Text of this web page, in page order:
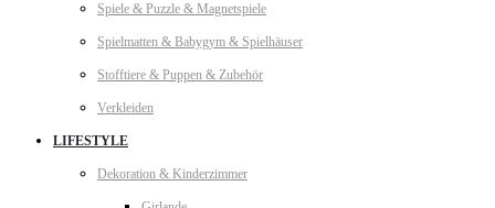
Spiele & Puzzle & Magnetspiele
Spielmatten & Babygym & Spielhäuser
Stofftiere & Puppen & Zubehör
Verkleiden
LIFESTYLE
Dekoration & Kinderzimmer